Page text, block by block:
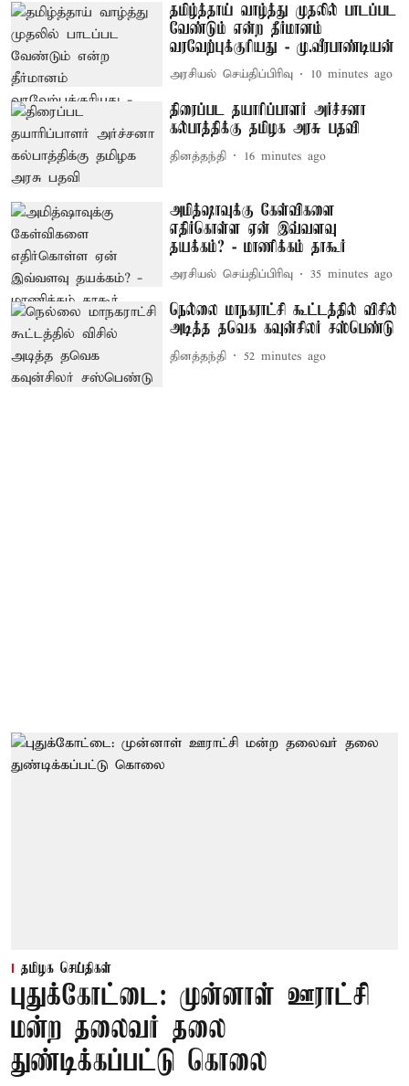
தமிழ்த்தாய் வாழ்த்து முதலில் பாடப்பட
வேண்டும் என்ற தீர்மானம்
வரவேற்புக்குரியது - மு.வீரபாண்டியன்
அரசியல் செய்திப்பிரிவு 10 minutes ago
திரைப்பட தயாரிப்பாளர் அர்ச்சனா
கல்பாத்திக்கு தமிழக அரசு பதவி
தினத்தந்தி 16 minutes ago
அமித்ஷாவுக்கு கேள்விகளை
எதிர்கொள்ள ஏன் இவ்வளவு
தயக்கம்? - மாணிக்கம் தாகூர்
அரசியல் செய்திப்பிரிவு 35 minutes ago
நெல்லை மாநகராட்சி கூட்டத்தில் விசில்
அடித்த தவெக கவுன்சிலர் சஸ்பெண்டு
தினத்தந்தி 52 minutes ago
தமிழக செய்திகள்
புதுக்கோட்டை: முன்னாள் ஊராட்சி
மன்ற தலைவர் தலை
துண்டிக்கப்பட்டு கொலை